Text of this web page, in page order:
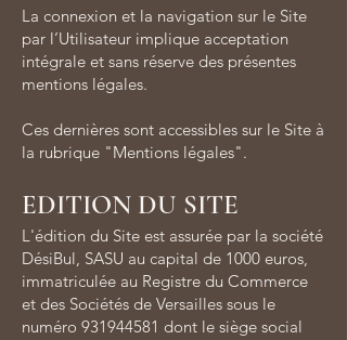
La connexion et la navigation sur le Site
par l’Utilisateur implique acceptation
intégrale et sans réserve des présentes
mentions légales.
Ces dernières sont accessibles sur le Site à
la rubrique "Mentions légales".
EDITION DU SITE
L'édition du Site est assurée par la société
DésiBul, SASU au capital de 1000 euros,
immatriculée au Registre du Commerce
et des Sociétés de Versailles sous le
numéro 931944581 dont le siège social